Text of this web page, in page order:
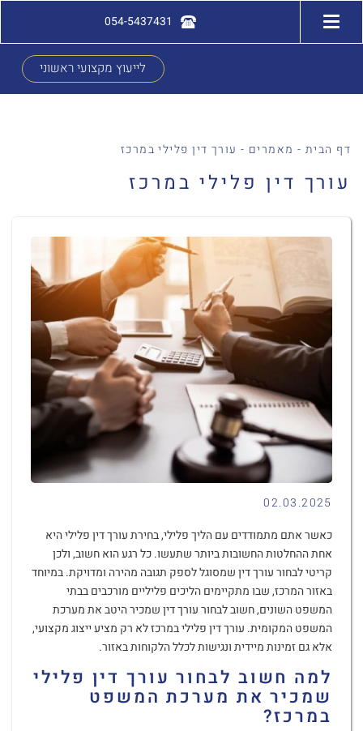
054-5437431
לייעוץ מקצועי ראשוני
דף הבית - מאמרים - עורך דין פלילי במרכז
עורך דין פלילי במרכז
02.03.2025
כאשר אתם מתמודדים עם הליך פלילי, בחירת עורך דין פלילי היא
אחת ההחלטות החשובות ביותר שתעשו. כל רגע הוא חשוב, ולכן
קריטי לבחור עורך דין שמסוגל לספק תגובה מהירה ומדויקת. במיוחד
באזור המרכז, שבו מתקיימים הליכים פליליים מורכבים בבתי
המשפט השונים, חשוב לבחור עורך דין שמכיר היטב את מערכת
המשפט המקומית. עורך דין פלילי במרכז לא רק מציע ייצוג מקצועי,
אלא גם זמינות מיידית ונגישות לכלל הלקוחות באזור.
למה חשוב לבחור עורך דין פלילי
שמכיר את מערכת המשפט
במרכז?